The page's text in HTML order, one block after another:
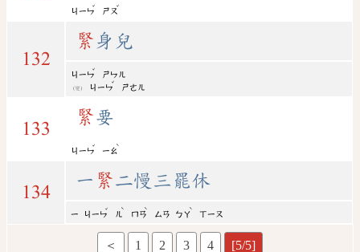
ㄐㄧㄣ
ˇ
ㄕㄡ
ˇ
132
緊 身兒
ㄐㄧㄣ
ˇ
ㄕㄣㄦ
(變) ㄐㄧㄣ
ˇ
ㄕㄜㄦ
133
緊要
ㄐㄧㄣ
ˇ
ㄧㄠ
ˋ
134
一 緊二慢三罷休
ㄧ ㄐㄧㄣ
ˇ
ㄦ
ˋ
ㄇㄢ
ˋ
ㄙㄢ ㄅㄚ
ˋ
ㄒㄧㄡ
＜ 1 2 3 4 [5/5]